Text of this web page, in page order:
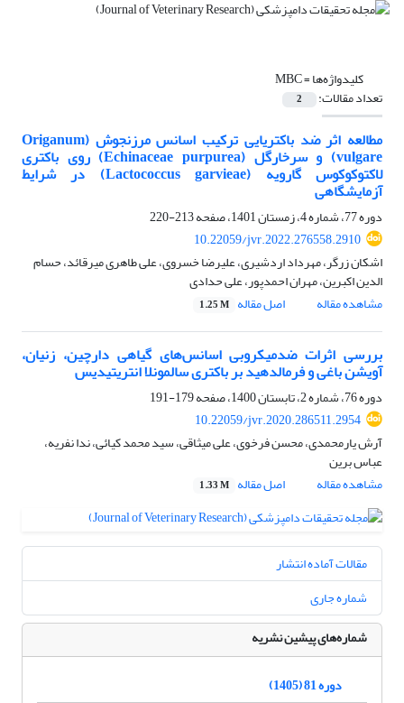
کلیدواژه‌ها =MBC
تعداد مقالات: 2
مطالعه اثر ضد باکتریایی ترکیب اسانس مرزنجوش (Origanum
vulgare) و سرخارگل (Echinaceae purpurea) روی باکتری
لاکتوکوکوس گارویه (Lactococcus garvieae) در شرایط
آزمایشگاهی
دوره 77، شماره 4، زمستان 1401، صفحه
213-220
10.22059/jvr.2022.276558.2910
اشکان زرگر، مهرداد اردشیری، علیرضا خسروی، علی طاهری میرقائد، حسام
الدین اکبرین، مهران احمدپور، علی حدادی
مشاهده مقاله
اصل مقاله 1.25 M
بررسی اثرات ضد‌میکروبی اسانس‌های گیاهی دارچین، زنیان،
آویشن باغی و فرمالدهید بر باکتری سالمونلا انتریتیدیس
دوره 76، شماره 2، تابستان 1400، صفحه
179-191
10.22059/jvr.2020.286511.2954
آرش یارمحمدی، محسن فرخوی، علی میثاقی، سید محمد کیائی، ندا نفریه،
عباس برین
مشاهده مقاله
اصل مقاله 1.33 M
مقالات آماده انتشار
شماره جاری
شماره‌های پیشین نشریه
دوره 81 (1405)